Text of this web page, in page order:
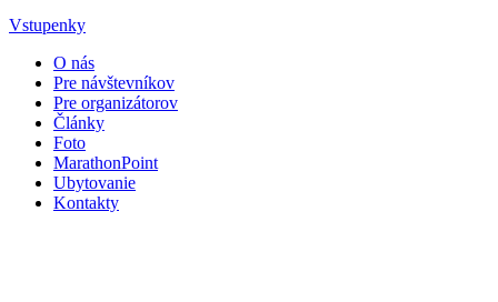
Vstupenky
O nás
Pre návštevníkov
Pre organizátorov
Články
Foto
MarathonPoint
Ubytovanie
Kontakty